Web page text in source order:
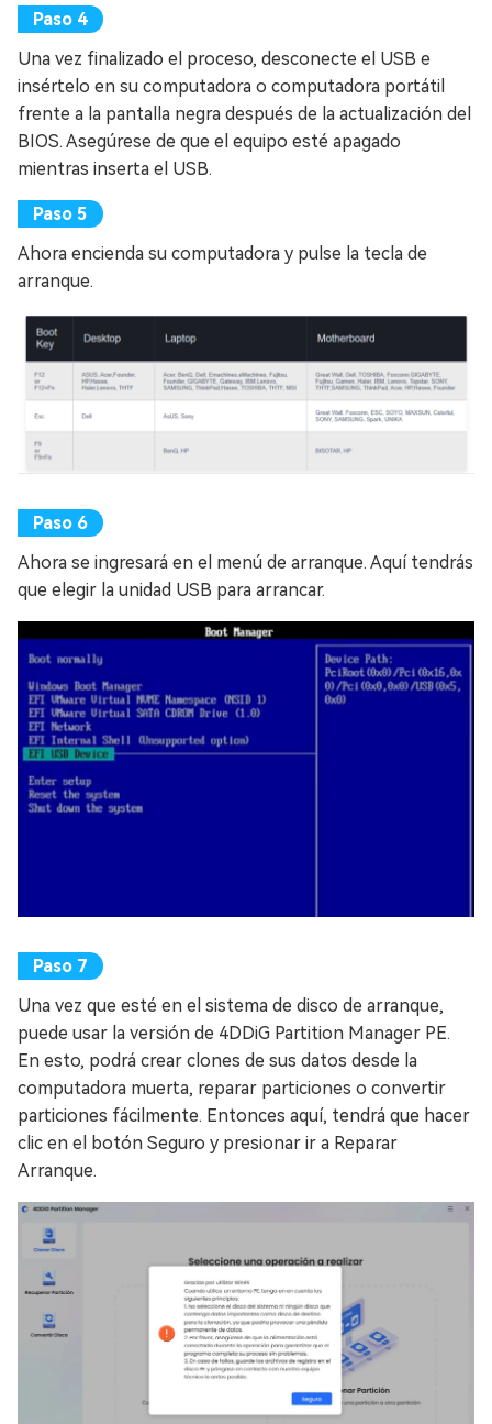
Una vez finalizado el proceso, desconecte el USB e
insértelo en su computadora o computadora portátil
frente a la pantalla negra después de la actualización del
BIOS. Asegúrese de que el equipo esté apagado
mientras inserta el USB.
Ahora encienda su computadora y pulse la tecla de
arranque.
Ahora se ingresará en el menú de arranque. Aquí tendrás
que elegir la unidad USB para arrancar.
Una vez que esté en el sistema de disco de arranque,
puede usar la versión de 4DDiG Partition Manager PE.
En esto, podrá crear clones de sus datos desde la
computadora muerta, reparar particiones o convertir
particiones fácilmente. Entonces aquí, tendrá que hacer
clic en el botón Seguro y presionar ir a Reparar
Arranque.